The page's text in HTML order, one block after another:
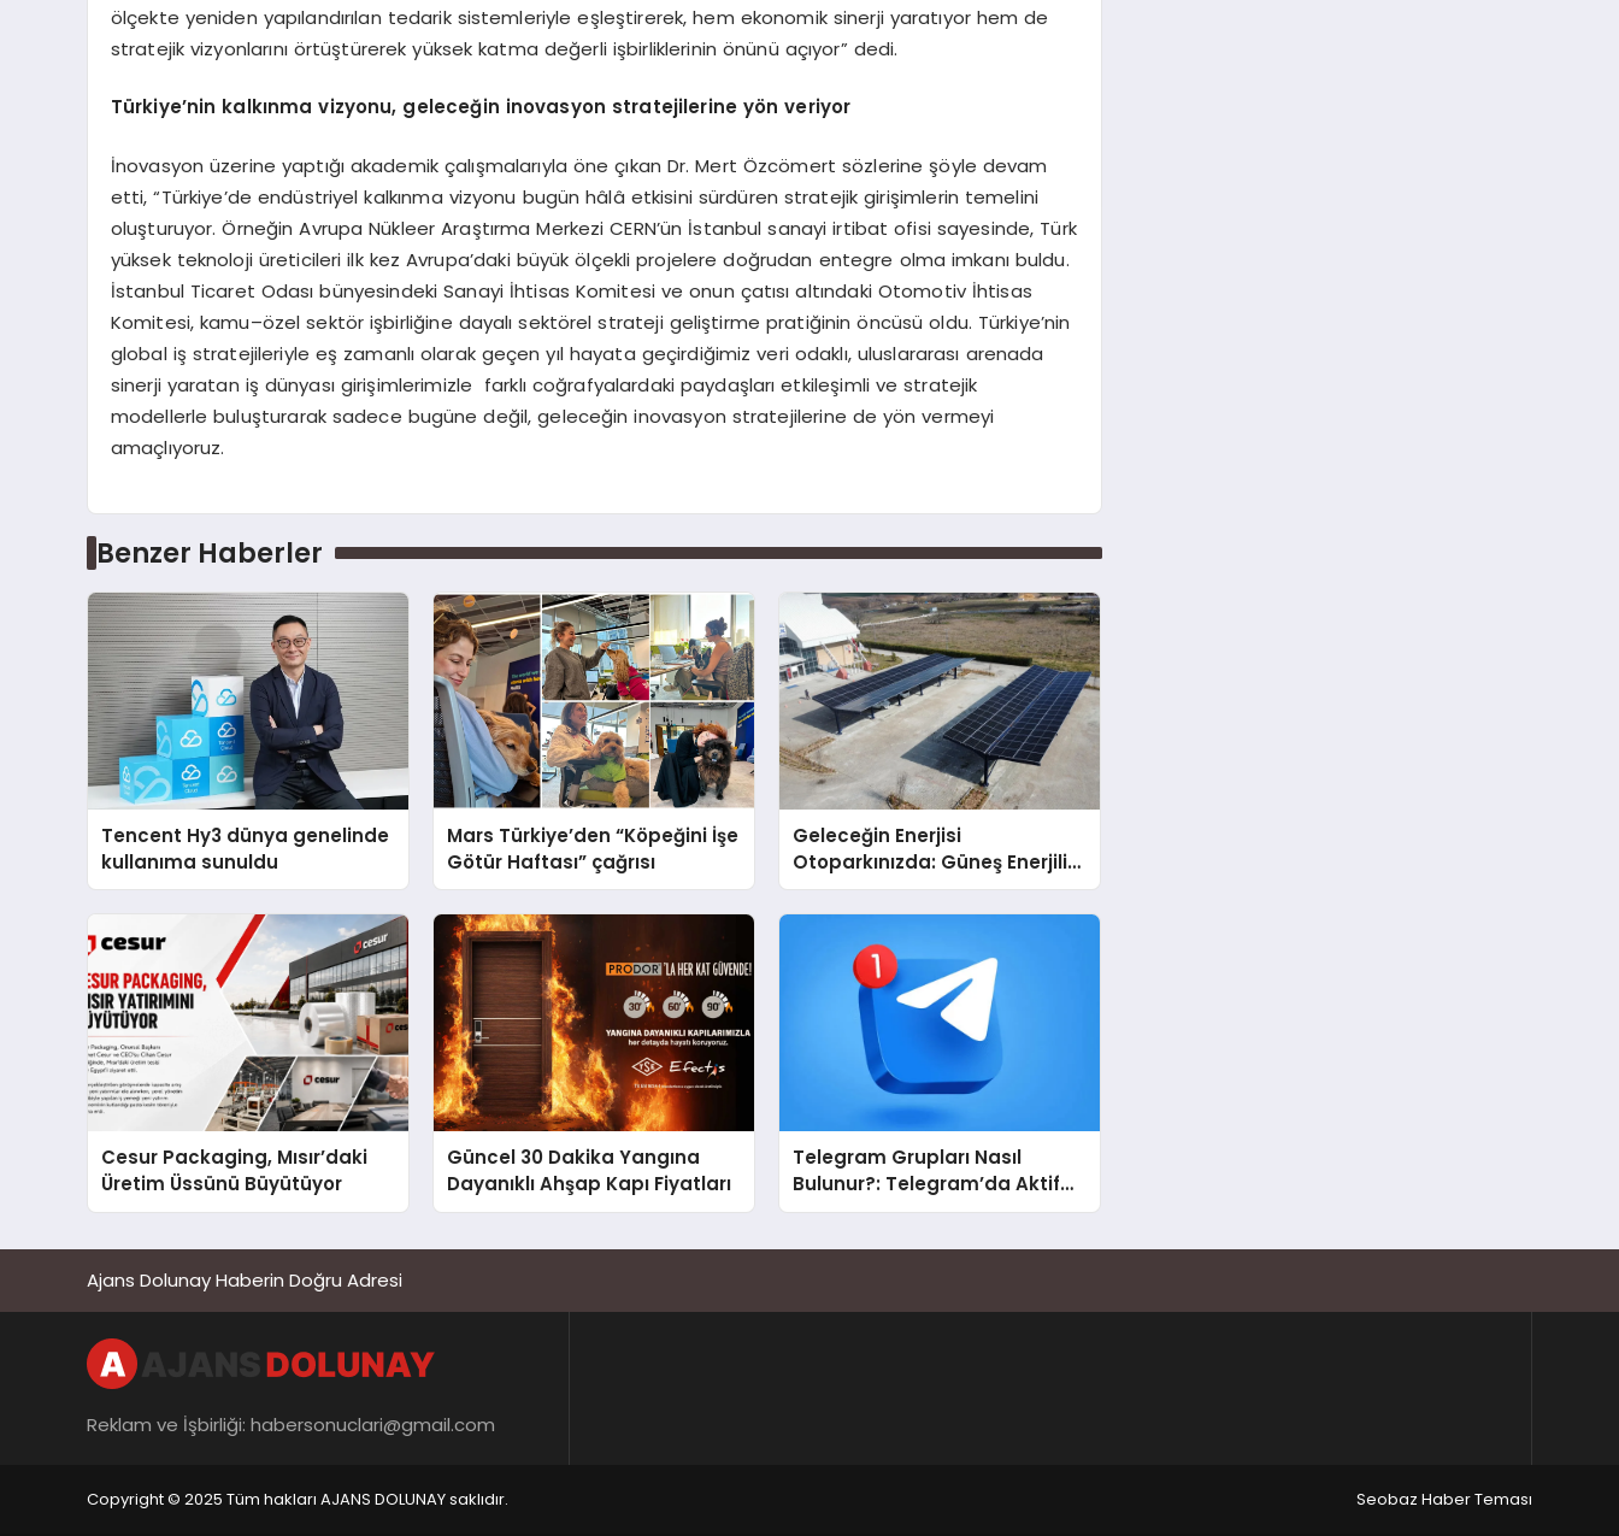
ölçekte yeniden yapılandırılan tedarik sistemleriyle eşleştirerek, hem ekonomik sinerji yaratıyor hem de
stratejik vizyonlarını örtüştürerek yüksek katma değerli işbirliklerinin önünü açıyor” dedi.
Türkiye’nin kalkınma vizyonu, geleceğin inovasyon stratejilerine yön veriyor
İnovasyon üzerine yaptığı akademik çalışmalarıyla öne çıkan Dr. Mert Özcömert sözlerine şöyle devam
etti, “Türkiye’de endüstriyel kalkınma vizyonu bugün hâlâ etkisini sürdüren stratejik girişimlerin temelini
oluşturuyor. Örneğin Avrupa Nükleer Araştırma Merkezi CERN’ün İstanbul sanayi irtibat ofisi sayesinde, Türk
yüksek teknoloji üreticileri ilk kez Avrupa’daki büyük ölçekli projelere doğrudan entegre olma imkanı buldu.
İstanbul Ticaret Odası bünyesindeki Sanayi İhtisas Komitesi ve onun çatısı altındaki Otomotiv İhtisas
Komitesi, kamu–özel sektör işbirliğine dayalı sektörel strateji geliştirme pratiğinin öncüsü oldu. Türkiye’nin
global iş stratejileriyle eş zamanlı olarak geçen yıl hayata geçirdiğimiz veri odaklı, uluslararası arenada
sinerji yaratan iş dünyası girişimlerimizle farklı coğrafyalardaki paydaşları etkileşimli ve stratejik
modellerle buluşturarak sadece bugüne değil, geleceğin inovasyon stratejilerine de yön vermeyi
amaçlıyoruz.
Benzer Haberler
Tencent Hy3 dünya genelinde
kullanıma sunuldu
Mars Türkiye’den “Köpeğini İşe
Götür Haftası” çağrısı
Geleceğin Enerjisi
Otoparkınızda: Güneş Enerjili
Carport (Solar Otopark)
Nedir?
Cesur Packaging, Mısır’daki
Üretim Üssünü Büyütüyor
Güncel 30 Dakika Yangına
Dayanıklı Ahşap Kapı Fiyatları
Telegram Grupları Nasıl
Bulunur?: Telegram’da Aktif
Topluluk Bulmanın Yolları
Ajans Dolunay Haberin Doğru Adresi
Reklam ve İşbirliği: habersonuclari@gmail.com
Copyright © 2025 Tüm hakları AJANS DOLUNAY saklıdır. Seobaz Haber Teması